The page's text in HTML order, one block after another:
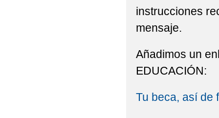
instrucciones
mensaje.
Añadimos un
EDUCACIÓN:
Tu beca, así de